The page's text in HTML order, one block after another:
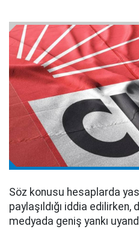
Söz konusu hesaplarda
paylaşıldığı iddia
medyada geniş yankı